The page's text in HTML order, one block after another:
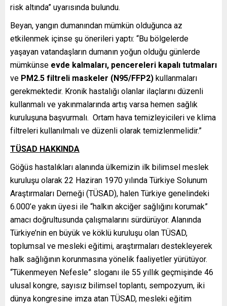
risk altında” uyarısında bulundu.
Beyan, yangın dumanından mümkün olduğunca az
etkilenmek içinse şu önerileri yaptı: “Bu bölgelerde
yaşayan vatandaşların dumanın yoğun olduğu günlerde
mümkünse evde kalmaları, pencereleri kapalı tutmaları
ve PM2.5 filtreli maskeler (N95/FFP2) kullanmaları
gerekmektedir. Kronik hastalığı olanlar ilaçlarını düzenli
kullanmalı ve yakınmalarında artış varsa hemen sağlık
kuruluşuna başvurmalı. Ortam hava temizleyicileri ve klima
filtreleri kullanılmalı ve düzenli olarak temizlenmelidir.”
TÜSAD HAKKINDA
Göğüs hastalıkları alanında ülkemizin ilk bilimsel meslek
kuruluşu olarak 22 Haziran 1970 yılında Türkiye Solunum
Araştırmaları Derneği (TÜSAD), halen Türkiye genelindeki
6.000’e yakın üyesi ile “halkın akciğer sağlığını korumak”
amacı doğrultusunda çalışmalarını sürdürüyor. Alanında
Türkiye’nin en büyük ve köklü kuruluşu olan TÜSAD,
toplumsal ve mesleki eğitimi, araştırmaları destekleyerek
halk sağlığının korunmasına yönelik faaliyetler yürütüyor.
“Tükenmeyen Nefesle” sloganı ile 55 yıllık geçmişinde 46
ulusal kongre, sayısız bilimsel toplantı, sempozyum, iki
dünya kongresine imza atan TÜSAD, mesleki eğitim